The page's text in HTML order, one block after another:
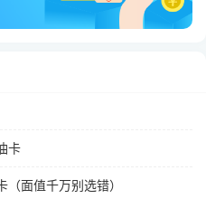
卡
面值千万别选错）